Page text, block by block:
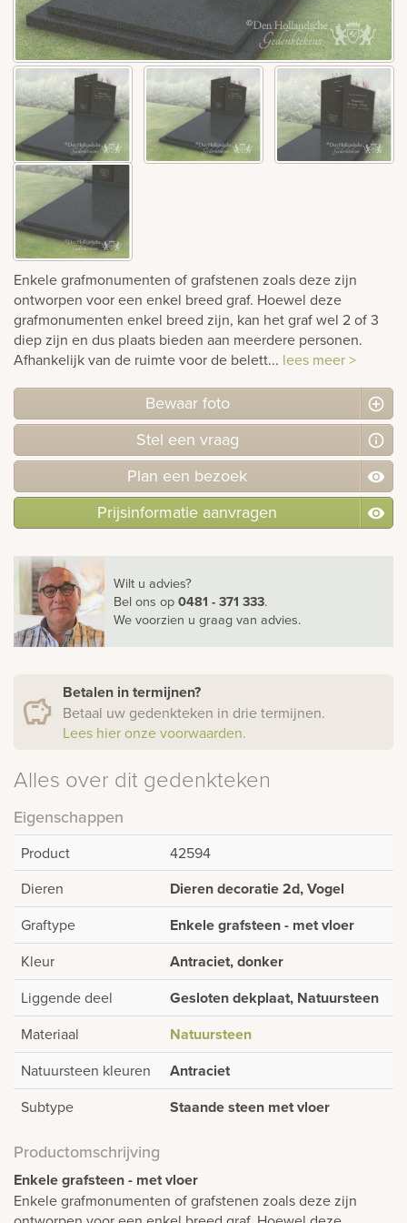
Bekijk
ook:
Enkele grafmonumenten of grafstenen zoals deze zijn
ontworpen voor een enkel breed graf. Hoewel deze
grafmonumenten enkel breed zijn, kan het graf wel 2 of 3
diep zijn en dus plaats bieden aan meerdere personen.
Afhankelijk van de ruimte voor de belett... lees meer >
Bewaar foto
Stel een vraag
Plan een bezoek
Prijsinformatie aanvragen
Wilt u advies?
Bel ons op0481 - 371 333.
We voorzien u graag van advies.
Betalen in termijnen?
Betaal uw gedenkteken in drie termijnen.
Lees hier onze voorwaarden.
Alles over dit gedenkteken
Eigenschappen
Product
42594
Dieren
Dieren decoratie 2d, Vogel
Graftype Enkele grafsteen - met vloer
Kleur Antraciet, donker
Liggende deel Gesloten dekplaat, Natuursteen
Materiaal Natuursteen
Natuursteen kleuren Antraciet
Subtype Staande steen met vloer
Productomschrijving
Enkele grafsteen - met vloer
Enkele grafmonumenten of grafstenen zoals deze zijn